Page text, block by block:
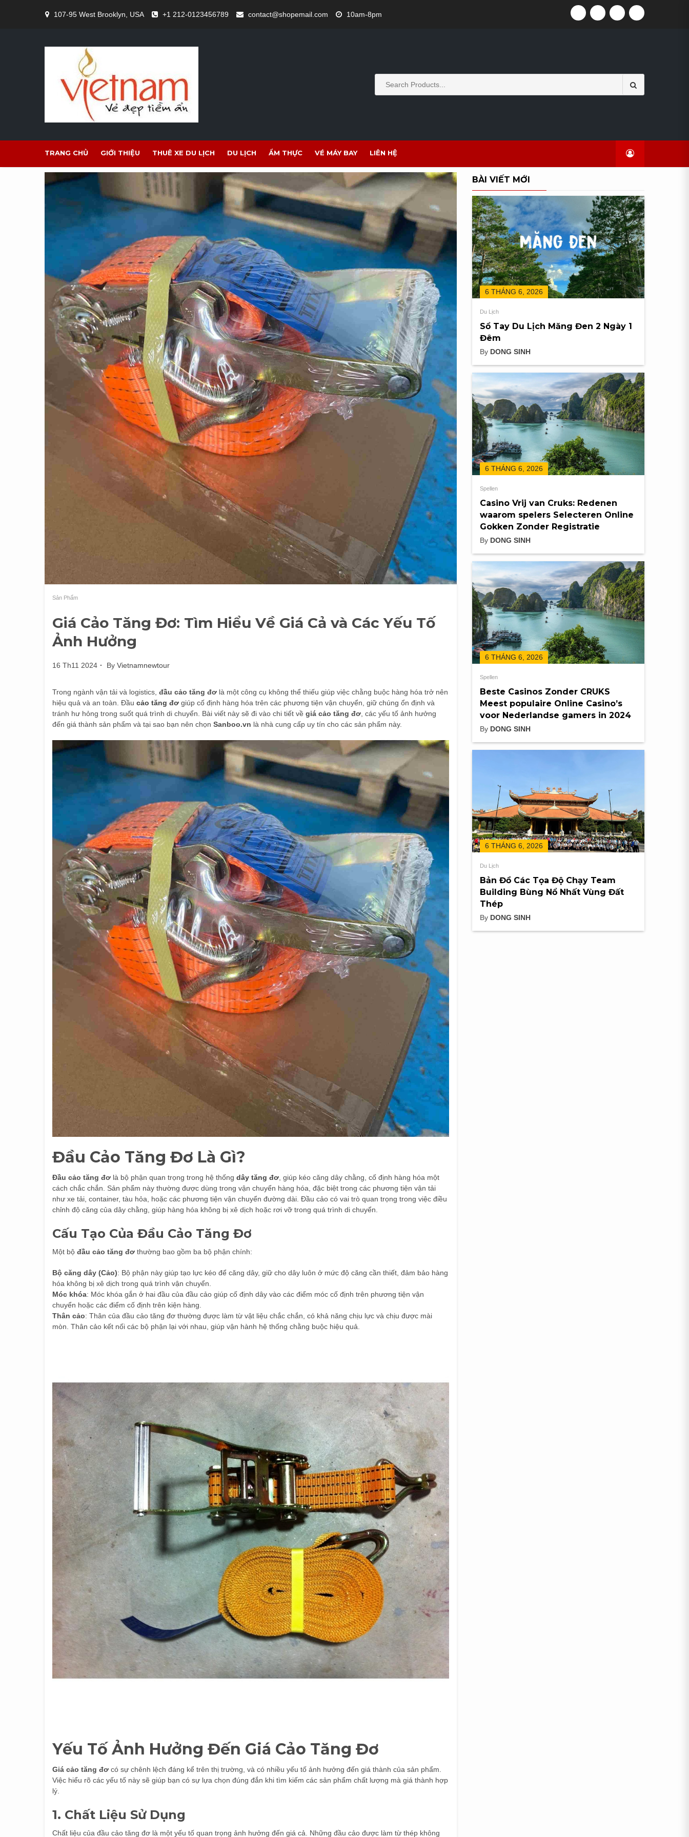
107-95 West Brooklyn, USA +1 212-0123456789 contact@shopemail.com 10am-8pm FACEBOOK
TWITTERGITHUB
TRANG CHỦ GIỚI THIỆU THUÊ XE DU LỊCH DU LỊCH ẨM THỰC VÉ MÁY BAY LIÊN HỆ
Sản Phẩm
Giá Cảo Tăng Đơ: Tìm Hiểu Về Giá Cả và Các Yếu Tố
Ảnh Hưởng
16 Th11 2024 By Vietnamnewtour
Trong ngành vận tải và logistics, đầu cảo tăng đơ là một công cụ không thể thiếu giúp việc chằng buộc hàng hóa trở nên
hiệu quả và an toàn. Đầu cảo tăng đơ giúp cố định hàng hóa trên các phương tiện vận chuyển, giữ chúng ổn định và
tránh hư hỏng trong suốt quá trình di chuyển. Bài viết này sẽ đi vào chi tiết về giá cảo tăng đơ , các yếu tố ảnh hưởng
đến giá thành sản phẩm và tại sao bạn nên chọn Sanboo.vn là nhà cung cấp uy tín cho các sản phẩm này.
Đầu Cảo Tăng Đơ Là Gì?
Đầu cảo tăng đơ là bộ phận quan trọng trong hệ thống dây tăng đơ , giúp kéo căng dây chằng, cố định hàng hóa một
cách chắc chắn. Sản phẩm này thường được dùng trong vận chuyển hàng hóa, đặc biệt trong các phương tiện vận tải
như xe tải, container, tàu hỏa, hoặc các phương tiện vận chuyển đường dài. Đầu cảo có vai trò quan trọng trong việc điều
chỉnh độ căng của dây chằng, giúp hàng hóa không bị xê dịch hoặc rơi vỡ trong quá trình di chuyển.
Cấu Tạo Của Đầu Cảo Tăng Đơ
Một bộ đầu cảo tăng đơ thường bao gồm ba bộ phận chính:
Bộ căng dây (Cảo): Bộ phận này giúp tạo lực kéo để căng dây, giữ cho dây luôn ở mức độ căng cần thiết, đảm bảo hàng
hóa không bị xê dịch trong quá trình vận chuyển.
Móc khóa: Móc khóa gắn ở hai đầu của đầu cảo giúp cố định dây vào các điểm móc cố định trên phương tiện vận
chuyển hoặc các điểm cố định trên kiện hàng.
Thân cảo: Thân của đầu cảo tăng đơ thường được làm từ vật liệu chắc chắn, có khả năng chịu lực và chịu được mài
mòn. Thân cảo kết nối các bộ phận lại với nhau, giúp vận hành hệ thống chằng buộc hiệu quả.
Yếu Tố Ảnh Hưởng Đến Giá Cảo Tăng Đơ
Giá cảo tăng đơ có sự chênh lệch đáng kể trên thị trường, và có nhiều yếu tố ảnh hưởng đến giá thành của sản phẩm.
Việc hiểu rõ các yếu tố này sẽ giúp bạn có sự lựa chọn đúng đắn khi tìm kiếm các sản phẩm chất lượng mà giá thành hợp
lý.
1. Chất Liệu Sử Dụng
Chất liệu của đầu cảo tăng đơ là một yếu tố quan trọng ảnh hưởng đến giá cả. Những đầu cảo được làm từ thép không
BÀI VIẾT MỚI
6 THÁNG 6, 2026
Du Lịch
Sổ Tay Du Lịch Măng Đen 2 Ngày 1
Đêm
By DONG SINH
6 THÁNG 6, 2026
Spellen
Casino Vrij van Cruks: Redenen
waarom spelers Selecteren Online
Gokken Zonder Registratie
By DONG SINH
6 THÁNG 6, 2026
Spellen
Beste Casinos Zonder CRUKS
Meest populaire Online Casino’s
voor Nederlandse gamers in 2024
By DONG SINH
6 THÁNG 6, 2026
Du Lịch
Bản Đồ Các Tọa Độ Chạy Team
Building Bùng Nổ Nhất Vùng Đất
Thép
By DONG SINH